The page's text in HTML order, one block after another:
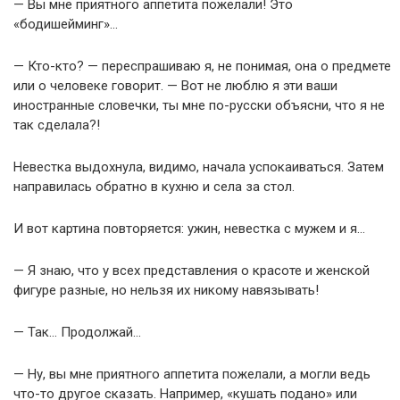
— Вы мне приятного аппетита пожелали! Это
«бодишейминг»…
— Кто-кто? — переспрашиваю я, не понимая, она о предмете
или о человеке говорит. — Вот не люблю я эти ваши
иностранные словечки, ты мне по-русски объясни, что я не
так сделала?!
Невестка выдохнула, видимо, начала успокаиваться. Затем
направилась обратно в кухню и села за стол.
И вот картина повторяется: ужин, невестка с мужем и я…
— Я знаю, что у всех представления о красоте и женской
фигуре разные, но нельзя их никому навязывать!
— Так… Продолжай…
— Ну, вы мне приятного аппетита пожелали, а могли ведь
что-то другое сказать. Например, «кушать подано» или